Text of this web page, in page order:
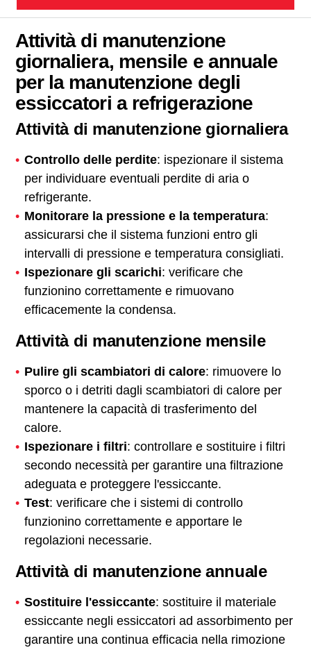
Attività di manutenzione
giornaliera, mensile e annuale
per la manutenzione degli
essiccatori a refrigerazione
Attività di manutenzione giornaliera
Controllo delle perdite: ispezionare il sistema
per individuare eventuali perdite di aria o
refrigerante.
Monitorare la pressione e la temperatura:
assicurarsi che il sistema funzioni entro gli
intervalli di pressione e temperatura consigliati.
Ispezionare gli scarichi: verificare che
funzionino correttamente e rimuovano
efficacemente la condensa.
Attività di manutenzione mensile
Pulire gli scambiatori di calore: rimuovere lo
sporco o i detriti dagli scambiatori di calore per
mantenere la capacità di trasferimento del
calore.
Ispezionare i filtri: controllare e sostituire i filtri
secondo necessità per garantire una filtrazione
adeguata e proteggere l'essiccante.
Test: verificare che i sistemi di controllo
funzionino correttamente e apportare le
regolazioni necessarie.
Attività di manutenzione annuale
Sostituire l'essiccante: sostituire il materiale
essiccante negli essiccatori ad assorbimento per
garantire una continua efficacia nella rimozione